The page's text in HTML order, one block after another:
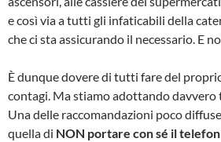
e così via a tutti gli infaticabili della
che ci sta assicurando il necessario. E
È dunque dovere di tutti fare del
contagi. Ma stiamo adottando davvero
Una delle raccomandazioni poco
quella di NON portare con sé il